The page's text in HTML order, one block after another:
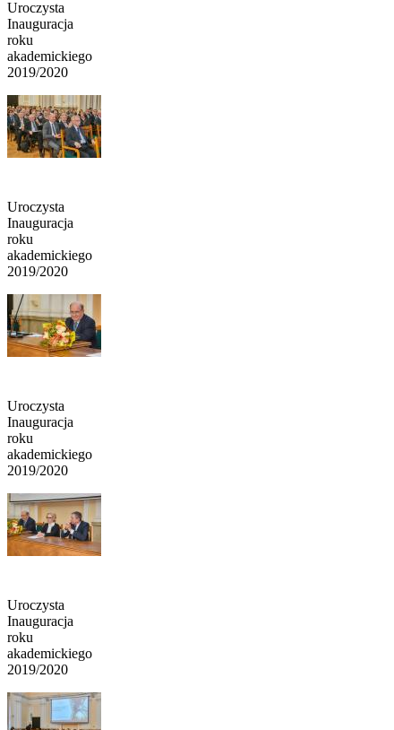
Uroczysta
Inauguracja
roku
akademickiego
2019/2020
Uroczysta
Inauguracja
roku
akademickiego
2019/2020
Uroczysta
Inauguracja
roku
akademickiego
2019/2020
Uroczysta
Inauguracja
roku
akademickiego
2019/2020